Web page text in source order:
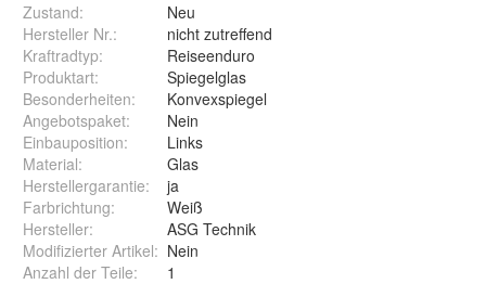
Zustand:
Neu
Hersteller Nr.:
nicht zutreffend
Kraftradtyp:
Reiseenduro
Produktart:
Spiegelglas
Besonderheiten:
Konvexspiegel
Angebotspaket:
Nein
Einbauposition:
Links
Material:
Glas
Herstellergarantie:
ja
Farbrichtung:
Weiß
Hersteller:
ASG Technik
Modifizierter Artikel: Nein
Anzahl der Teile: 1